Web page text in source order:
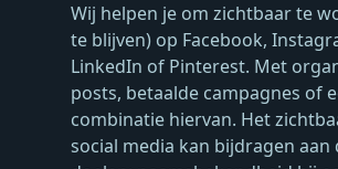
Wij helpen je om zichtbaar te
te blijven) op Facebook,
LinkedIn of Pinterest. Met
posts, betaalde campagnes of
combinatie hiervan. Het
social media kan bijdragen aan